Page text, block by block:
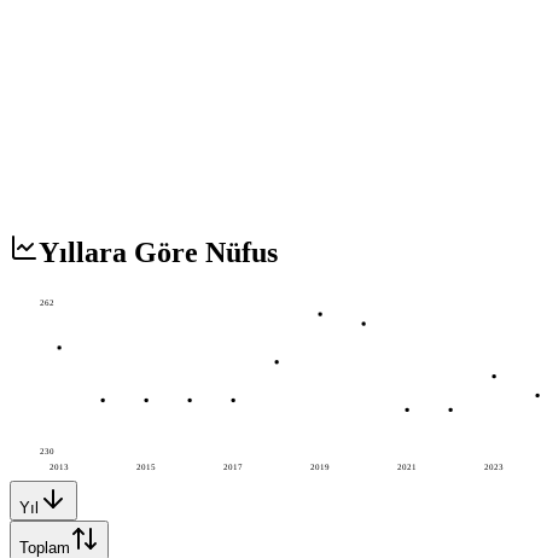
Yıllara Göre Nüfus
2013 2015 2017 2019 2021 2023
262
230
Yıl
Toplam